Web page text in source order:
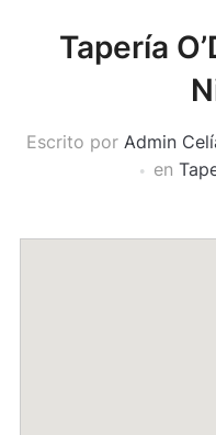
Tapería
Escrito por Admin
en